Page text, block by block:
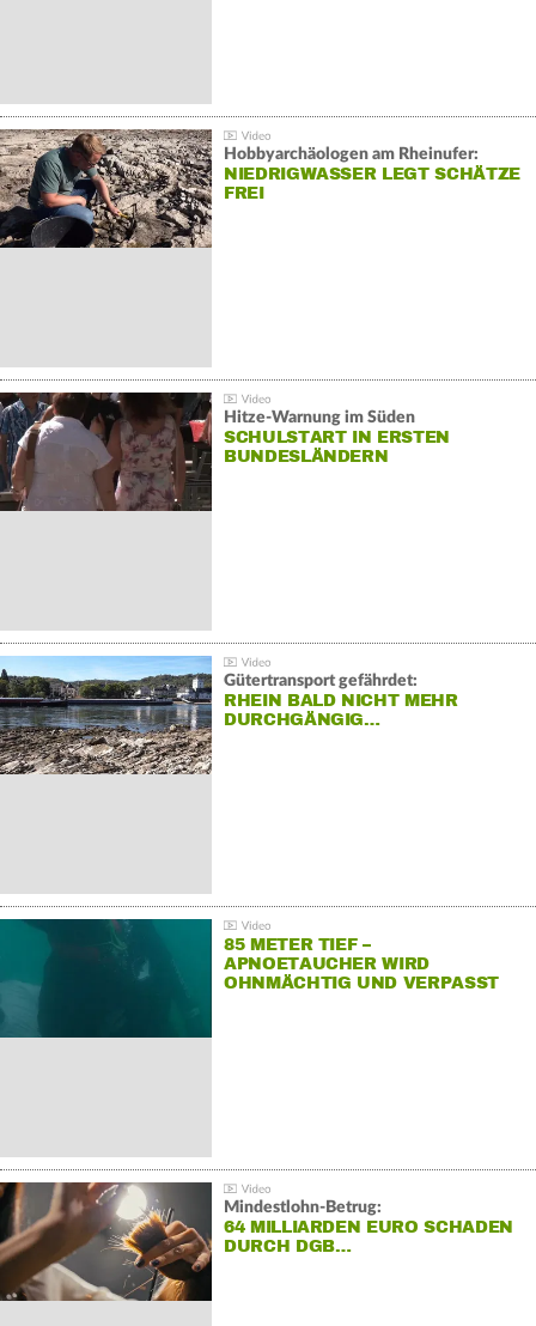
Hobbyarchäologen am Rheinufer:
NIEDRIGWASSER LEGT SCHÄTZE
FREI
Hitze-Warnung im Süden
SCHULSTART IN ERSTEN
BUNDESLÄNDERN
Gütertransport gefährdet:
RHEIN BALD NICHT MEHR
DURCHGÄNGIG…
85 METER TIEF –
APNOETAUCHER WIRD
OHNMÄCHTIG UND VERPASST
Mindestlohn-Betrug:
64 MILLIARDEN EURO SCHADEN
DURCH DGB…